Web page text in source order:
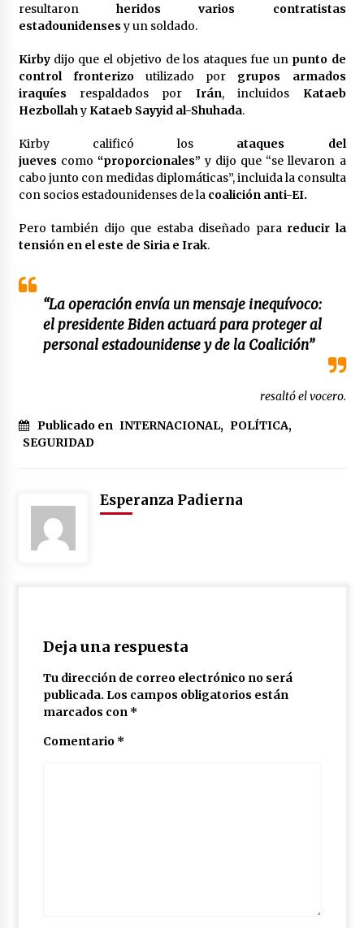
resultaron heridos varios contratistas
estadounidensesy un soldado.
Kirbydijo que el objetivo de los ataques fue un punto de
control fronterizoutilizado por grupos armados
iraquíes respaldados por Irán, incluidos Kataeb
HezbollahyKataeb Sayyid al-Shuhada.
Kirby calificó los ataques del
jueves como “proporcionales” y dijo que “se llevaron a
cabo junto con medidas diplomáticas”, incluida la consulta
con socios estadounidenses de la coalición anti-EI.
Pero también dijo que estaba diseñado para reducir la
tensión en el este de Siria e Irak.
“La operación envía un mensaje inequívoco:
el presidente Biden actuará para proteger al
personal estadounidense y de la Coalición”
resaltó el vocero.
Publicado en INTERNACIONAL, POLÍTICA,
SEGURIDAD
Esperanza Padierna
Deja una respuesta
Tu dirección de correo electrónico no será
publicada. Los campos obligatorios están
marcados con *
Comentario *